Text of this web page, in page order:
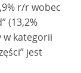
r/r wobec
(13,2%
w kategorii
jest